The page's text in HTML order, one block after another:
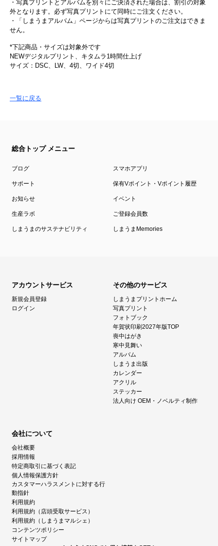
・写真プリントとアルバムを別々にご決済された場合は、割引の対象
外となります。必ず写真プリントにて同時にご注文ください。
・「しまうまアルバム」ページからは写真プリントのご注文はできま
せん。
*下記商品・サイズは対象外です
NEWデジタルプリント、キタムラ1時間仕上げ
サイズ：DSC、LW、4切、ワイド4切
一覧に戻る
総合トップ メニュー
ブログ スマホアプリ
サポート 保有Vポイント・Vポイント履歴
お知らせ イベント
生産ラボ ご登録会員数
しまうまのサステナビリティ しまうまMemories
アカウントサービス
新規会員登録
ログイン
その他のサービス
しまうまプリントホーム
写真プリント
フォトブック
年賀状印刷2027年版TOP
喪中はがき
寒中見舞い
アルバム
しまうま出版
カレンダー
アクリル
ステッカー
法人向け OEM・ノベルティ制作
会社について
会社概要
採用情報
特定商取引に基づく表記
個人情報保護方針
カスタマーハラスメントに対する行
動指針
利用規約
利用規約（店頭受取サービス）
利用規約（しまうまマルシェ）
コンテンツポリシー
サイトマップ